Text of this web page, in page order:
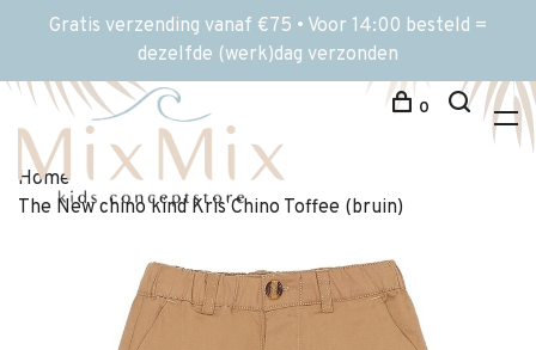
Gratis verzending vanaf €75 • Voor 14:00 besteld =
dezelfde (werk)dag verzonden
0
Home
The New chino kind Kris Chino Toffee (bruin)